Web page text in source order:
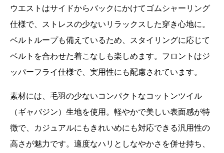
ウエストはサイドからバックにかけてゴムシャーリング
仕様で、ストレスの少ないリラックスした穿き心地に。
ベルトループも備えているため、スタイリングに応じて
ベルトを合わせた着こなしも楽しめます。フロントはジ
ッパーフライ仕様で、実用性にも配慮されています。
素材には、毛羽の少ないコンパクトなコットンツイル
（ギャバジン）生地を使用。軽やかで美しい表面感が特
徴で、カジュアルにもきれいめにも対応できる汎用性の
高さが魅力です。適度なハリとしなやかさを併せ持ち、